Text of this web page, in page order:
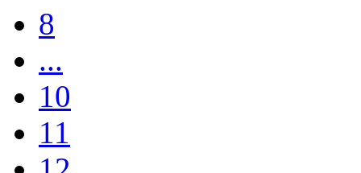
8
...
10
11